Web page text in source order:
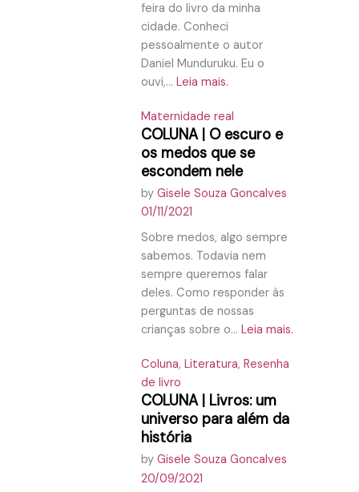
feira do livro da minha
cidade. Conheci
pessoalmente o autor
Daniel Munduruku. Eu o
ouvi,... Leia mais.
Maternidade real
COLUNA | O escuro e
os medos que se
escondem nele
by Gisele Souza Goncalves
01/11/2021
Sobre medos, algo sempre
sabemos. Todavia nem
sempre queremos falar
deles. Como responder às
perguntas de nossas
crianças sobre o... Leia mais.
Coluna, Literatura, Resenha
de livro
COLUNA | Livros: um
universo para além da
história
by Gisele Souza Goncalves
20/09/2021